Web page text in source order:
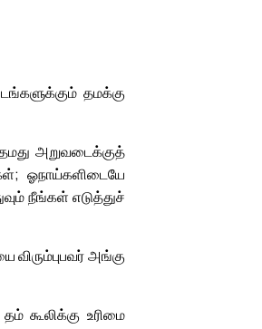
தமக்கு
அறுவடைக்குத்
ஓநாய்களிடையே
நீங்கள் எடுத்துச்
அங்கு
கூலிக்கு உரிமை